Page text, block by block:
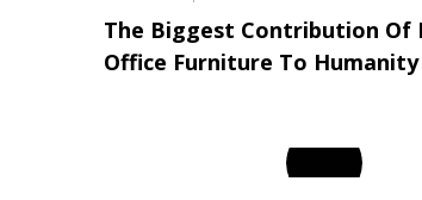
The Biggest Contribution Of
Office Furniture To Humanity